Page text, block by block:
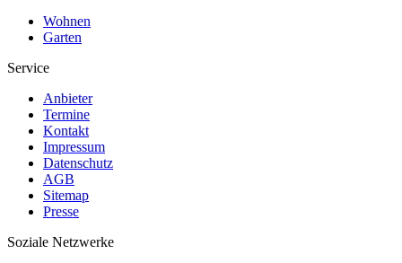
Wohnen
Garten
Service
Anbieter
Termine
Kontakt
Impressum
Datenschutz
AGB
Sitemap
Presse
Soziale Netzwerke